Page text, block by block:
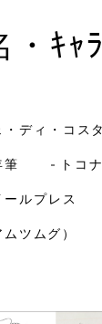
・ｷｬ
ディ・コス
筆 トコ
ルプレス
ツムグ）